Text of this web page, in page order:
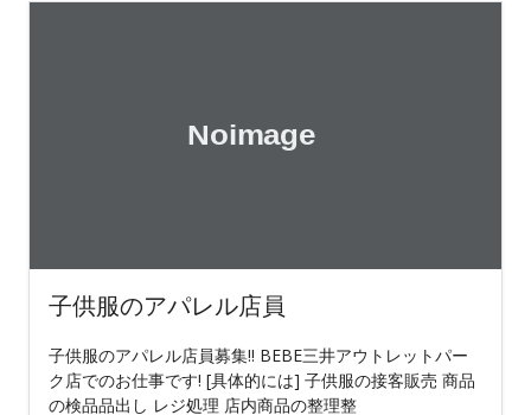
子供服のアパレル店員
子供服のアパレル店員募集!! BEBE三井アウトレットパー
ク店でのお仕事です! [具体的には] 子供服の接客販売 商品
の検品品出し レジ処理 店内商品の整理整